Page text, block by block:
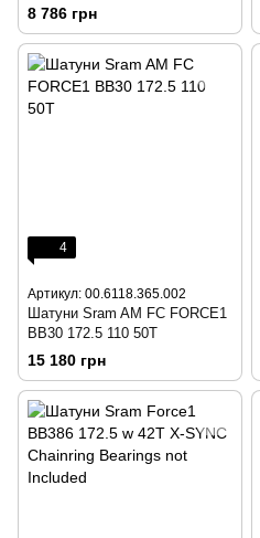
8 786 грн
4
Артикул: 00.6118.365.002
Шатуни Sram AM FC FORCE1
BB30 172.5 110 50T
15 180 грн